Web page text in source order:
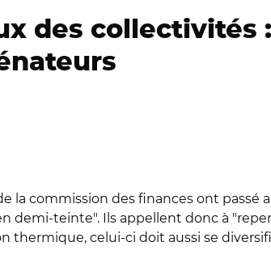
des collectivités
la commission des finances ont passé
demi-teinte". Ils appellent donc à
celui-ci doit aussi se